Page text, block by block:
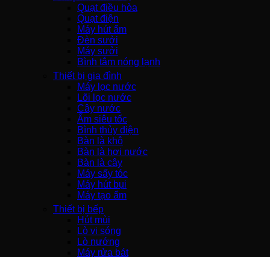
Quạt điều hòa
Quạt điện
Máy hút ẩm
Đèn sưởi
Máy sưởi
Bình tắm nóng lạnh
Thiết bị gia đình
Máy lọc nước
Lõi lọc nước
Cây nước
Ấm siêu tốc
Bình thủy điện
Bàn là khô
Bàn là hơi nước
Bàn là cây
Máy sấy tóc
Máy hút bụi
Máy tạo ẩm
Thiết bị bếp
Hút mùi
Lò vi sóng
Lò nướng
Máy rửa bát